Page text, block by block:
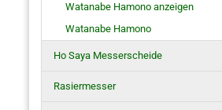
Watanabe Hamono anzeigen
Watanabe Hamono
Ho Saya Messerscheide
Rasiermesser